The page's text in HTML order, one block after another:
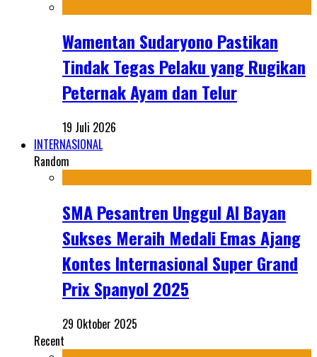
Wamentan Sudaryono Pastikan
Tindak Tegas Pelaku yang Rugikan
Peternak Ayam dan Telur
19 Juli 2026
INTERNASIONAL
Random
SMA Pesantren Unggul Al Bayan
Sukses Meraih Medali Emas Ajang
Kontes Internasional Super Grand
Prix Spanyol 2025
29 Oktober 2025
Recent